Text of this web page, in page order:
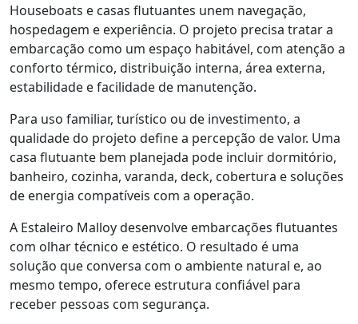
Houseboats e casas flutuantes unem navegação,
hospedagem e experiência. O projeto precisa tratar a
embarcação como um espaço habitável, com atenção a
conforto térmico, distribuição interna, área externa,
estabilidade e facilidade de manutenção.
Para uso familiar, turístico ou de investimento, a
qualidade do projeto define a percepção de valor. Uma
casa flutuante bem planejada pode incluir dormitório,
banheiro, cozinha, varanda, deck, cobertura e soluções
de energia compatíveis com a operação.
A Estaleiro Malloy desenvolve embarcações flutuantes
com olhar técnico e estético. O resultado é uma
solução que conversa com o ambiente natural e, ao
mesmo tempo, oferece estrutura confiável para
receber pessoas com segurança.